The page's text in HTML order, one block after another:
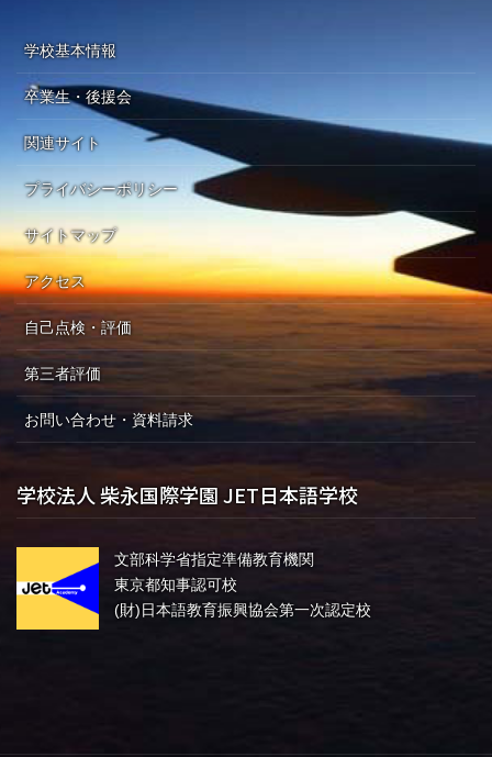
学校基本情報
卒業生・後援会
関連サイト
プライバシーポリシー
サイトマップ
アクセス
自己点検・評価
第三者評価
お問い合わせ・資料請求
学校法人 柴永国際学園 JET日本語学校
文部科学省指定準備教育機関
東京都知事認可校
(財)日本語教育振興協会第一次認定校